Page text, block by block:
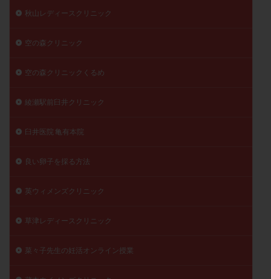
秋山レディースクリニック
空の森クリニック
空の森クリニックくるめ
綾瀬駅前臼井クリニック
臼井医院 亀有本院
良い卵子を採る方法
英ウィメンズクリニック
草津レディースクリニック
菜々子先生の妊活オンライン授業